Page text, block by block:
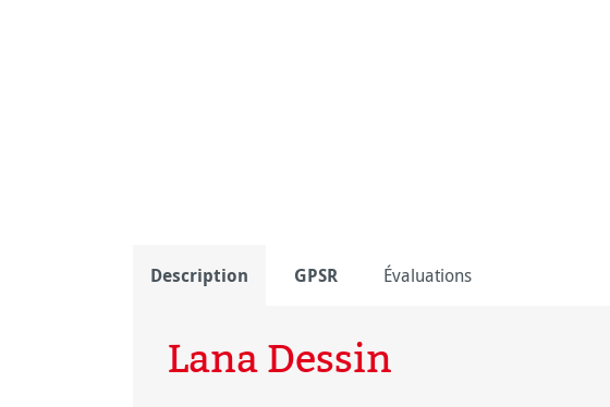
Description GPSR Évaluations
Lana Dessin